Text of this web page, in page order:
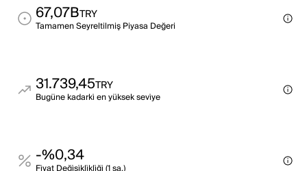
67,07BTRY
Tamamen Seyreltilmiş Piyasa Değeri
31.739,45TRY
Bugüne kadarki̇ en yüksek sevi̇ye
-%0,34